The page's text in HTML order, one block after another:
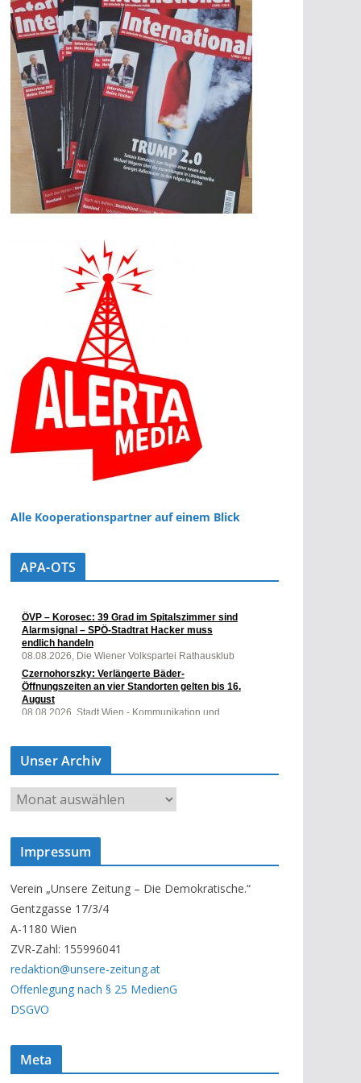
Alle Kooperationspartner auf einem Blick
APA-OTS
Unser Archiv
U
n
s
A
r
c
h
i
v
Impressum
Verein „Unsere Zeitung – Die Demokratische.“
Gentzgasse 17/3/4
A-1180 Wien
ZVR-Zahl: 155996041
redaktion@unsere-zeitung.at
Offenlegung nach § 25 MedienG
DSGVO
Meta